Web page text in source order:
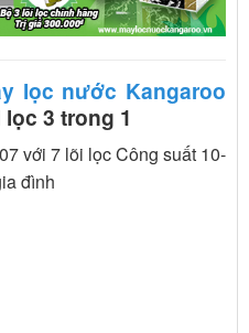
lọc nước Kangaroo
lọc 3 trong 1
với 7 lõi lọc Công suất 10-
đình